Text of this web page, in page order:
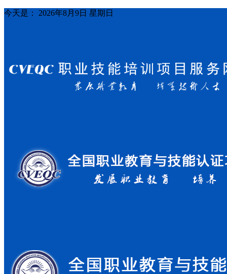
今天是： 2026年8月9日 星期日